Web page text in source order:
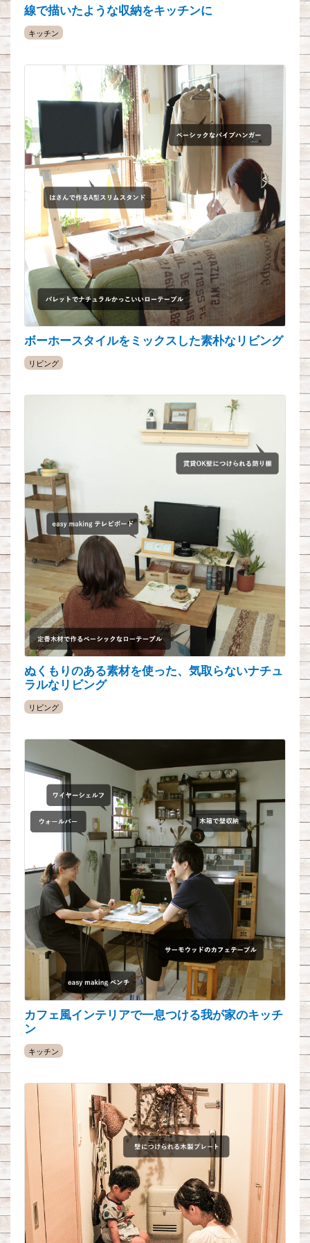
線で描いたような収納をキッチンに
キッチン
ボーホースタイルをミックスした素朴なリビング
リビング
ぬくもりのある素材を使った、気取らないナチュ
ラルなリビング
リビング
カフェ風インテリアで一息つける我が家のキッチ
ン
キッチン